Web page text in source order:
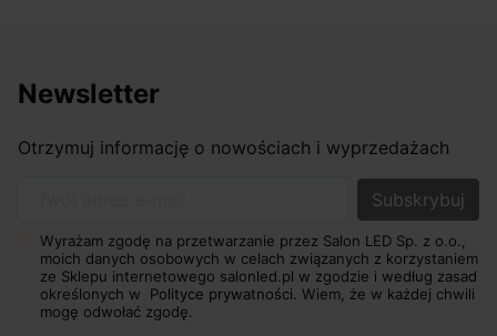
Newsletter
Otrzymuj informację o nowościach i wyprzedażach
Wyrażam zgodę na przetwarzanie przez Salon LED Sp. z o.o.,
moich danych osobowych w celach związanych z korzystaniem
ze Sklepu internetowego salonled.pl w zgodzie i według zasad
określonych w Polityce prywatności. Wiem, że w każdej chwili
mogę odwołać zgodę.